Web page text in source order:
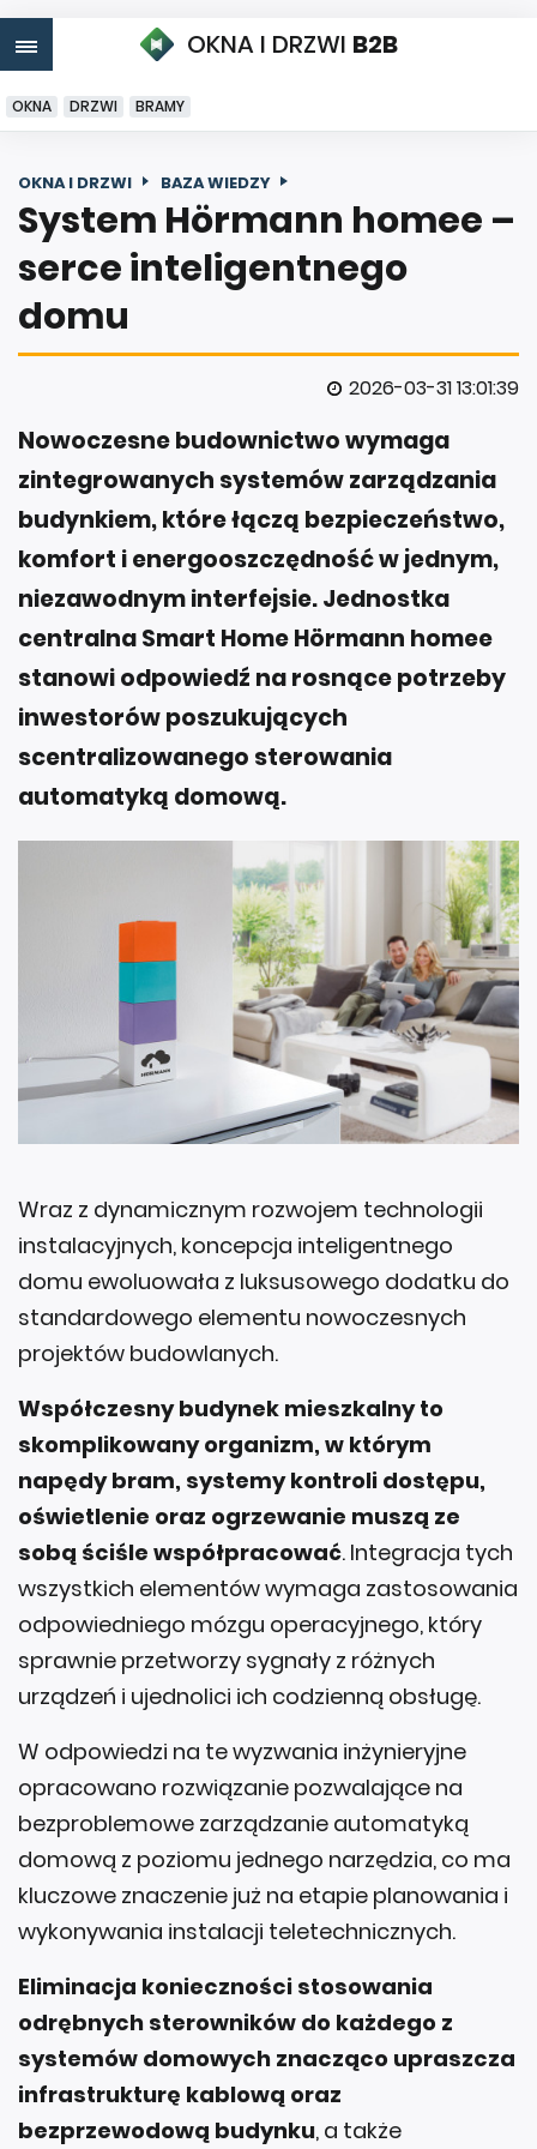
OKNA I DRZWI B2B
OKNA DRZWI BRAMY
OKNA I DRZWI BAZA WIEDZY
System Hörmann homee –
serce inteligentnego
domu
2026-03-31 13:01:39
Nowoczesne budownictwo wymaga
zintegrowanych systemów zarządzania
budynkiem, które łączą bezpieczeństwo,
komfort i energooszczędność w jednym,
niezawodnym interfejsie. Jednostka
centralna Smart Home Hörmann homee
stanowi odpowiedź na rosnące potrzeby
inwestorów poszukujących
scentralizowanego sterowania
automatyką domową.
Wraz z dynamicznym rozwojem technologii
instalacyjnych, koncepcja inteligentnego
domu ewoluowała z luksusowego dodatku do
standardowego elementu nowoczesnych
projektów budowlanych.
Współczesny budynek mieszkalny to
skomplikowany organizm, w którym
napędy bram, systemy kontroli dostępu,
oświetlenie oraz ogrzewanie muszą ze
sobą ściśle współpracować. Integracja tych
wszystkich elementów wymaga zastosowania
odpowiedniego mózgu operacyjnego, który
sprawnie przetworzy sygnały z różnych
urządzeń i ujednolici ich codzienną obsługę.
W odpowiedzi na te wyzwania inżynieryjne
opracowano rozwiązanie pozwalające na
bezproblemowe zarządzanie automatyką
domową z poziomu jednego narzędzia, co ma
kluczowe znaczenie już na etapie planowania i
wykonywania instalacji teletechnicznych.
Eliminacja konieczności stosowania
odrębnych sterowników do każdego z
systemów domowych znacząco upraszcza
infrastrukturę kablową oraz
bezprzewodową budynku, a także